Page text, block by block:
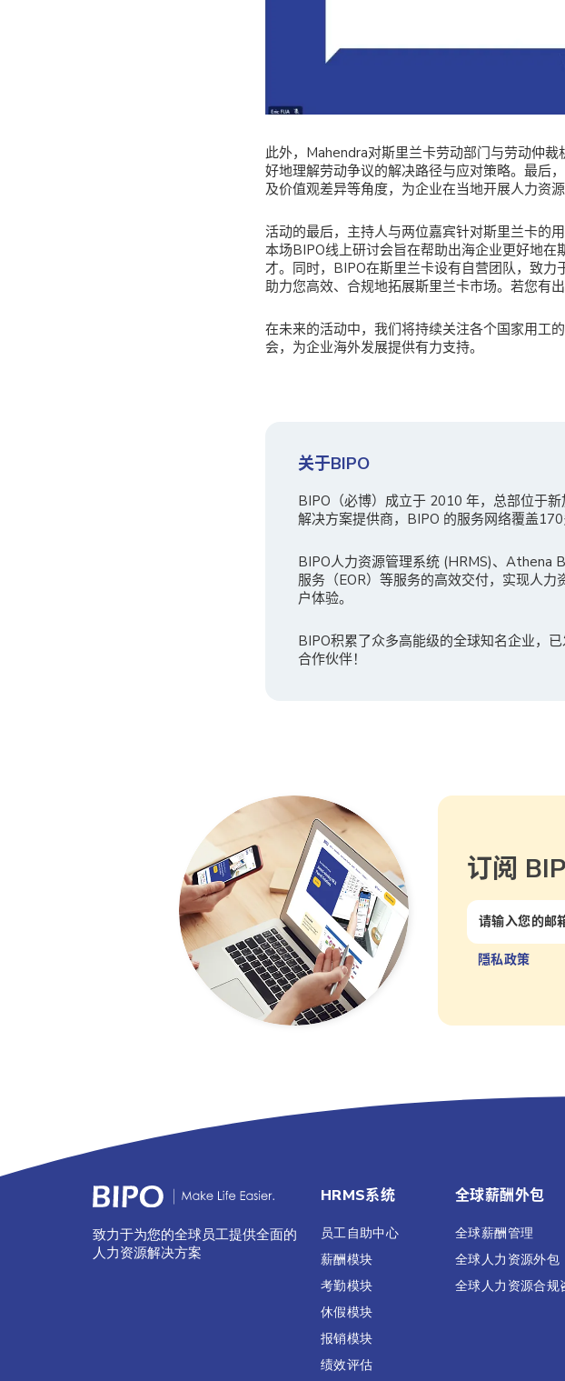
此外，Mahendra对斯里兰卡劳动部门与劳动仲
好地理解劳动争议的解决路径与应对策略。最后
及价值观差异等角度，为企业在当地开展人力资
活动的最后，主持人与两位嘉宾针对斯里兰卡的
本场BIPO线上研讨会旨在帮助出海企业更好地
才。同时，BIPO在斯里兰卡设有自营团队，致力
助力您高效、合规地拓展斯里兰卡市场。若您有
在未来的活动中，我们将持续关注各个国家用工
会，为企业海外发展提供有力支持。
关于BIPO
BIPO（必博）成立于 2010 年，总部位于
解决方案提供商，BIPO 的服务网络覆盖
BIPO人力资源管理系统 (HRMS)、Athena
服务（EOR）等服务的高效交付，实现人
户体验。
BIPO积累了众多高能级的全球知名企业，
合作伙伴！
订阅
隱私政策
致力于为您的全球员工提供全面的
人力资源解决方案
HRMS系统
员工自助中心
薪酬模块
考勤模块
休假模块
报销模块
绩效评估​
全球薪酬外包
全球薪酬管理
全球人力资源外包
全球人力资源合规